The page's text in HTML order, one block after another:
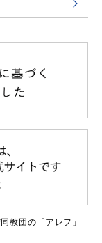
教団の「アレフ」